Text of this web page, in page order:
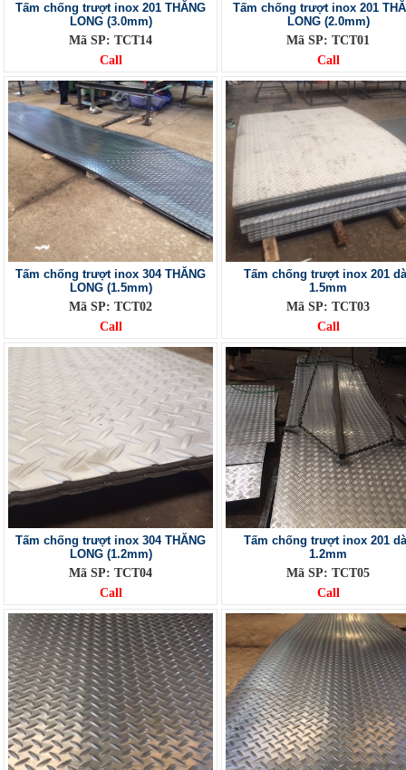
Tấm chống trượt inox 201 THĂNG
LONG (3.0mm)
Mã SP: TCT14
Call
Tấm chống trượt inox 201
LONG (2.0mm)
Mã SP: TCT01
Call
Tấm chống trượt inox 304 THĂNG
LONG (1.5mm)
Mã SP: TCT02
Call
Tấm chống trượt inox 201
1.5mm
Mã SP: TCT03
Call
Tấm chống trượt inox 304 THĂNG
LONG (1.2mm)
Mã SP: TCT04
Call
Tấm chống trượt inox 201
1.2mm
Mã SP: TCT05
Call